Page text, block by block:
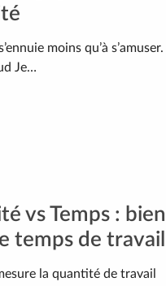
moins qu’à s’amuser.
Je…
vs Temps : bien
temps de travail
la quantité de travail